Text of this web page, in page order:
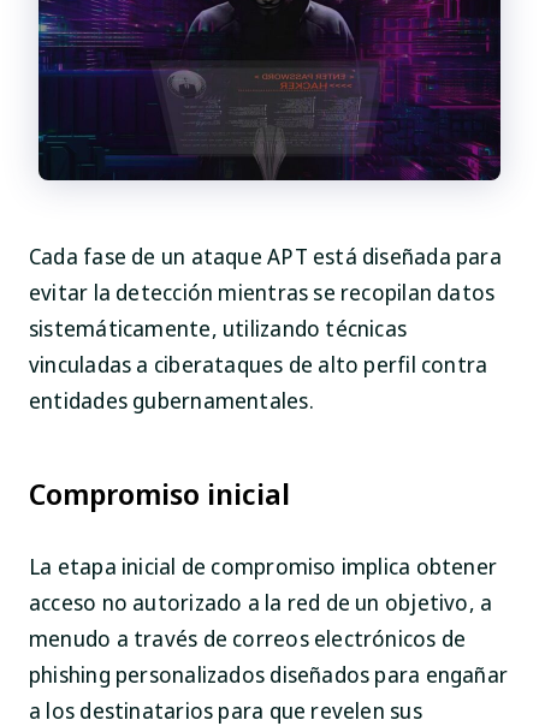
Cada fase de un ataque APT está diseñada para
evitar la detección mientras se recopilan datos
sistemáticamente, utilizando técnicas
vinculadas a ciberataques de alto perfil contra
entidades gubernamentales.
Compromiso inicial
La etapa inicial de compromiso implica obtener
acceso no autorizado a la red de un objetivo, a
menudo a través de correos electrónicos de
phishing personalizados diseñados para engañar
a los destinatarios para que revelen sus